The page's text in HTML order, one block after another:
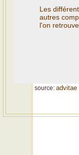
Les
autres
l'on
source: advitae